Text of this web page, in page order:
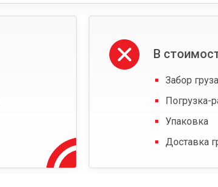
В
Забор
Погрузка-
Упаковка
Доставка